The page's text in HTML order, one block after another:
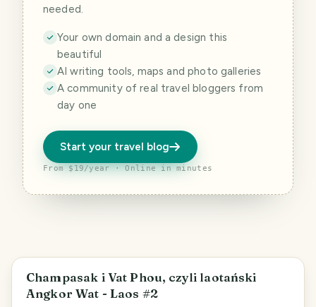
needed.
Your own domain and a design this
beautiful
AI writing tools, maps and photo galleries
A community of real travel bloggers from
day one
Start your travel blog
From $19/year · Online in minutes
Champasak i Vat Phou, czyli laotański
Angkor Wat - Laos #2